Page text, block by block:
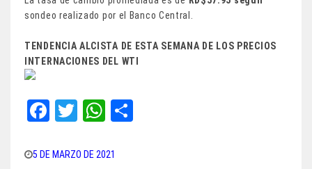
sondeo realizado por el Banco Central.
TENDENCIA ALCISTA DE ESTA SEMANA DE LOS PRECIOS
INTERNACIONES DEL WTI
Fa
bo
T
tt
W
ts
5 DE MARZO DE 2021